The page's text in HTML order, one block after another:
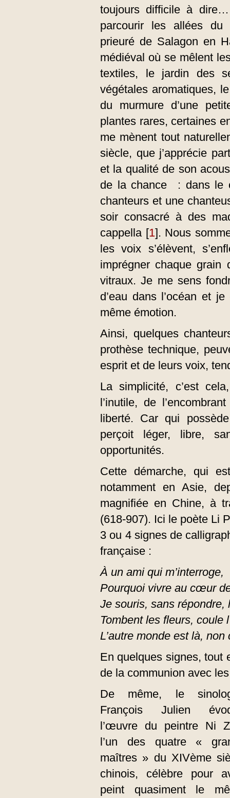
toujours difficile à
parcourir les allées du
prieuré de Salagon en
médiéval où se mêlent
textiles, le jardin des
végétales aromatiques,
du murmure d’une
plantes rares, certaines
me mènent tout
siècle, que j’apprécie
et la qualité de son
de la chance : dans le
chanteurs et une
soir consacré à des
cappella [1]. Nous
les voix s’élèvent,
imprégner chaque grain
vitraux. Je me sens
d’eau dans l’océan et
même émotion.
Ainsi, quelques
prothèse technique,
esprit et de leurs voix,
La simplicité, c’est
l’inutile, de
liberté. Car qui
perçoit léger, libre,
opportunités.
Cette démarche, qui
notamment en Asie,
magnifiée en Chine, à
(618-907). Ici le poète Li
3 ou 4 signes de
française :
À un ami qui m’interroge,
Pourquoi vivre au cœur
Je souris, sans répondre,
Tombent les fleurs, coule
L’autre monde est là,
En quelques signes,
de la communion avec
De même, le
François Julien
l’œuvre du peintre Ni
l’un des quatre «
maîtres » du XIVème
chinois, célèbre pour
peint quasiment le